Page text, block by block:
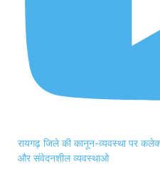
रायगढ़ जिले की कानून-व्यवस्था पर
और संवेदनशील व्यवस्थाओ